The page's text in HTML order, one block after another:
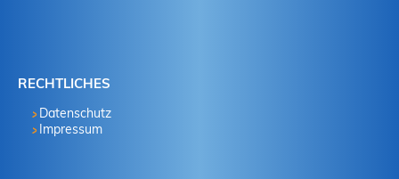
RECHTLICHES
Datenschutz
Impressum